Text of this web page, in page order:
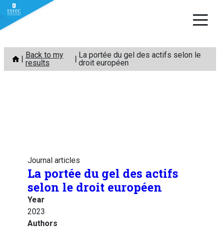
Skip
content
Back to my
results
La portée du gel des actifs selon le
droit européen
Journal articles
La portée du gel des actifs
selon le droit européen
Year
2023
Authors